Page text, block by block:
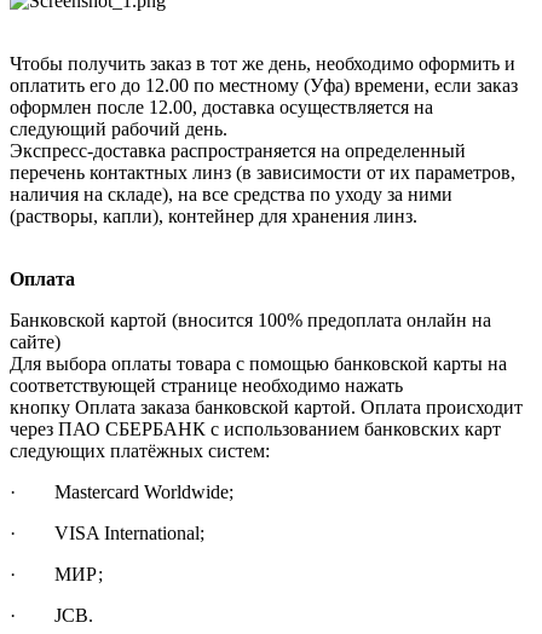
Чтобы получить заказ в тот же день, необходимо оформить и
оплатить его до 12.00 по местному (Уфа) времени, если заказ
оформлен после 12.00, доставка осуществляется на
следующий рабочий день.
Экспресс-доставка распространяется на определенный
перечень контактных линз (в зависимости от их параметров,
наличия на складе), на все средства по уходу за ними
(растворы, капли), контейнер для хранения линз.
Оплата
Банковской картой (вносится 100% предоплата онлайн на
сайте)
Для выбора оплаты товара с помощью банковской карты на
соответствующей странице необходимо нажать
кнопку Оплата заказа банковской картой. Оплата происходит
через ПАО СБЕРБАНК с использованием банковских карт
следующих платёжных систем:
· Mastercard Worldwide;
· VISA International;
· МИР;
· JCB.